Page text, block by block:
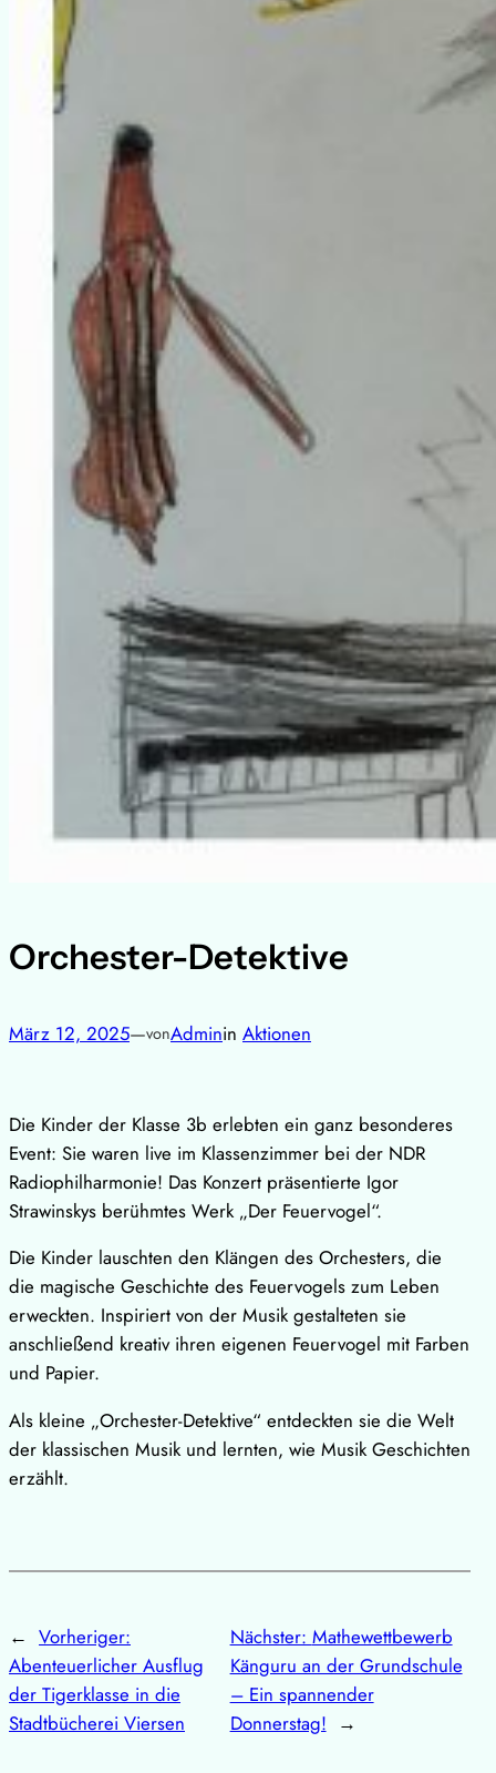
Orchester-Detektive
März 12, 2025—vonAdminin Aktionen
Die Kinder der Klasse 3b erlebten ein ganz besonderes
Event: Sie waren live im Klassenzimmer bei der NDR
Radiophilharmonie! Das Konzert präsentierte Igor
Strawinskys berühmtes Werk „Der Feuervogel“.
Die Kinder lauschten den Klängen des Orchesters, die
die magische Geschichte des Feuervogels zum Leben
erweckten. Inspiriert von der Musik gestalteten sie
anschließend kreativ ihren eigenen Feuervogel mit Farben
und Papier.
Als kleine „Orchester-Detektive“ entdeckten sie die Welt
der klassischen Musik und lernten, wie Musik Geschichten
erzählt.
← Vorheriger:
Abenteuerlicher Ausflug
der Tigerklasse in die
Stadtbücherei Viersen
Nächster: Mathewettbewerb
Känguru an der Grundschule
– Ein spannender
Donnerstag! →